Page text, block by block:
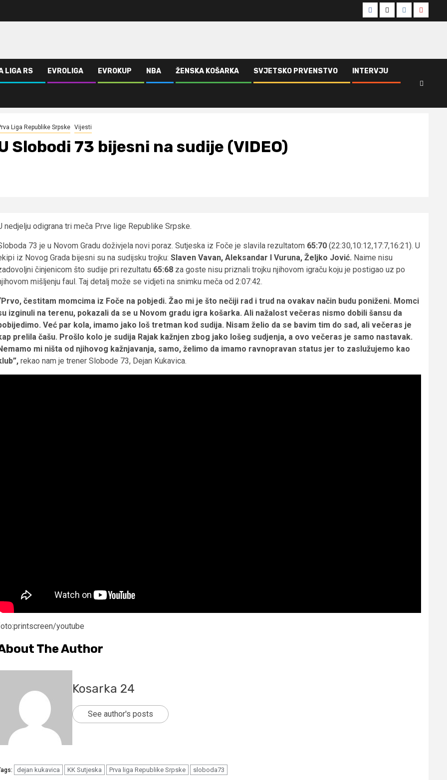
Facebook
TwitterInstagram
LIGA RS EVROLIGA EVROKUP NBA ŽENSKA KOŠARKA SVJETSKO PRVENSTVO INTERVJU
Liga Republike Srpske Vijesti
Slobodi 73 bijesni na sudije (VIDEO)
nedjelju odigrana tri meča Prve lige Republike Srpske.
73 je u Novom Gradu doživjela novi poraz. Sutjeska iz Foče je slavila rezultatom 65:70 (22:30,10:12,17:7,16:21). U
iz Novog Grada bijesni su na sudijsku trojku: Slaven Vavan, Aleksandar I Vuruna, Željko Jović. Naime nisu
činjenicom što sudije pri rezultatu 65:68 za goste nisu priznali trojku njihovom igraču koju je postigao uz po
mišljenju faul. Taj detalj može se vidjeti na snimku meča od 2:07:42.
čestitam momcima iz Foče na pobjedi. Žao mi je što nečiji rad i trud na ovakav način budu poniženi. Momci
izginuli na terenu, pokazali da se u Novom gradu igra košarka. Ali nažalost večeras nismo dobili šansu da
Već par kola, imamo jako loš tretman kod sudija. Nisam želio da se bavim tim do sad, ali večeras je
prelila čašu. Prošlo kolo je sudija Rajak kažnjen zbog jako lošeg sudjenja, a ovo večeras je samo nastavak.
mi ništa od njihovog kažnjavanja, samo, želimo da imamo ravnopravan status jer to zaslužujemo kao
rekao nam je trener Slobode 73, Dejan Kukavica.
youtube
The Author
Kosarka 24
See author's posts
dejan kukavica KK Sutjeska Prva liga Republike Srpske sloboda73